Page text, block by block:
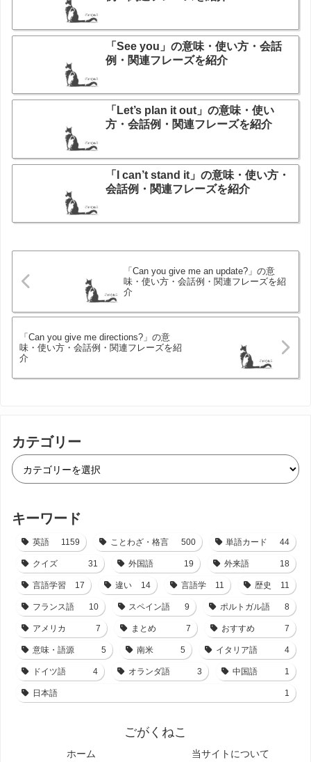
「See you」の意味・使い方・会話
例・関連フレーズを紹介
「Let’s plan it out」の意味・使い
方・会話例・関連フレーズを紹介
「I can’t stand it」の意味・使い方・
会話例・関連フレーズを紹介
「Can you give me an update?」の意
味・使い方・会話例・関連フレーズを紹
介
「Can you give me directions?」の意
味・使い方・会話例・関連フレーズを紹
介
カテゴリー
キーワード
英語 1159 ことわざ・格言 500 単語カード 44
クイズ 31 外国語 19 外来語 18
言語学習 17 違い 14 言語学 11 歴史 11
フランス語 10 スペイン語 9 ポルトガル語 8
アメリカ 7 まとめ 7 おすすめ 7
意味・語源 5 南米 5 イタリア語 4
ドイツ語 4 オランダ語 3 中国語 1
日本語 1
ごがくねこ
ホーム 当サイトについて